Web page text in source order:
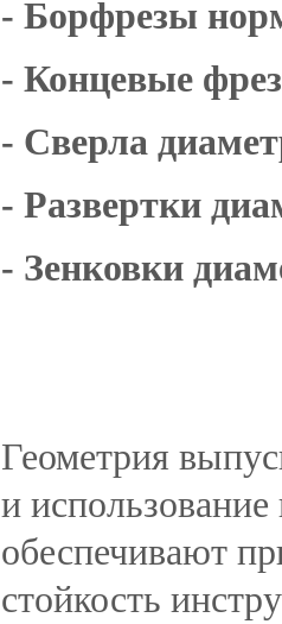
- Борфрезы
- Концевые
- Сверла
- Развертки
- Зенковки
Геометрия
и
обеспечивают
стойкость